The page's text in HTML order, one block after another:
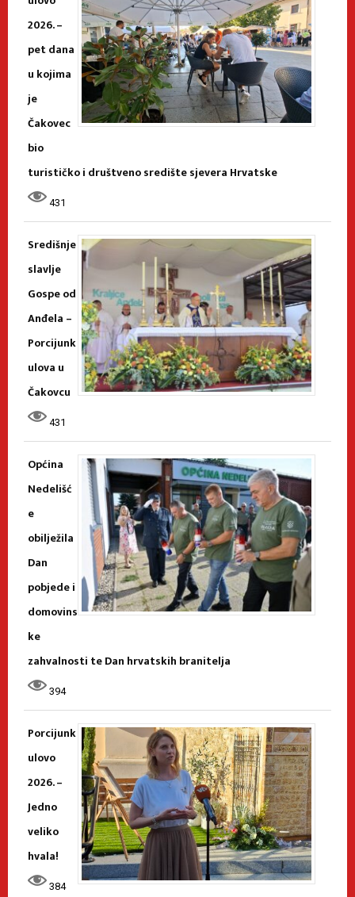
2026. –
pet dana
u kojima
je
Čakovec
bio
turističko i društveno središte sjevera Hrvatske
431
Središnje
slavlje
Gospe od
Anđela –
Porcijunk
ulova u
Čakovcu
431
Općina
Nedelišć
e
obilježila
Dan
pobjede i
domovins
ke
zahvalnosti te Dan hrvatskih branitelja
394
Porcijunk
ulovo
2026. –
Jedno
veliko
hvala!
384